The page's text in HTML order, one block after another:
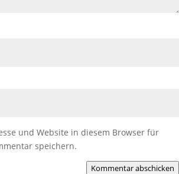
und Website in diesem Browser für
speichern.
Kommentar abschicken